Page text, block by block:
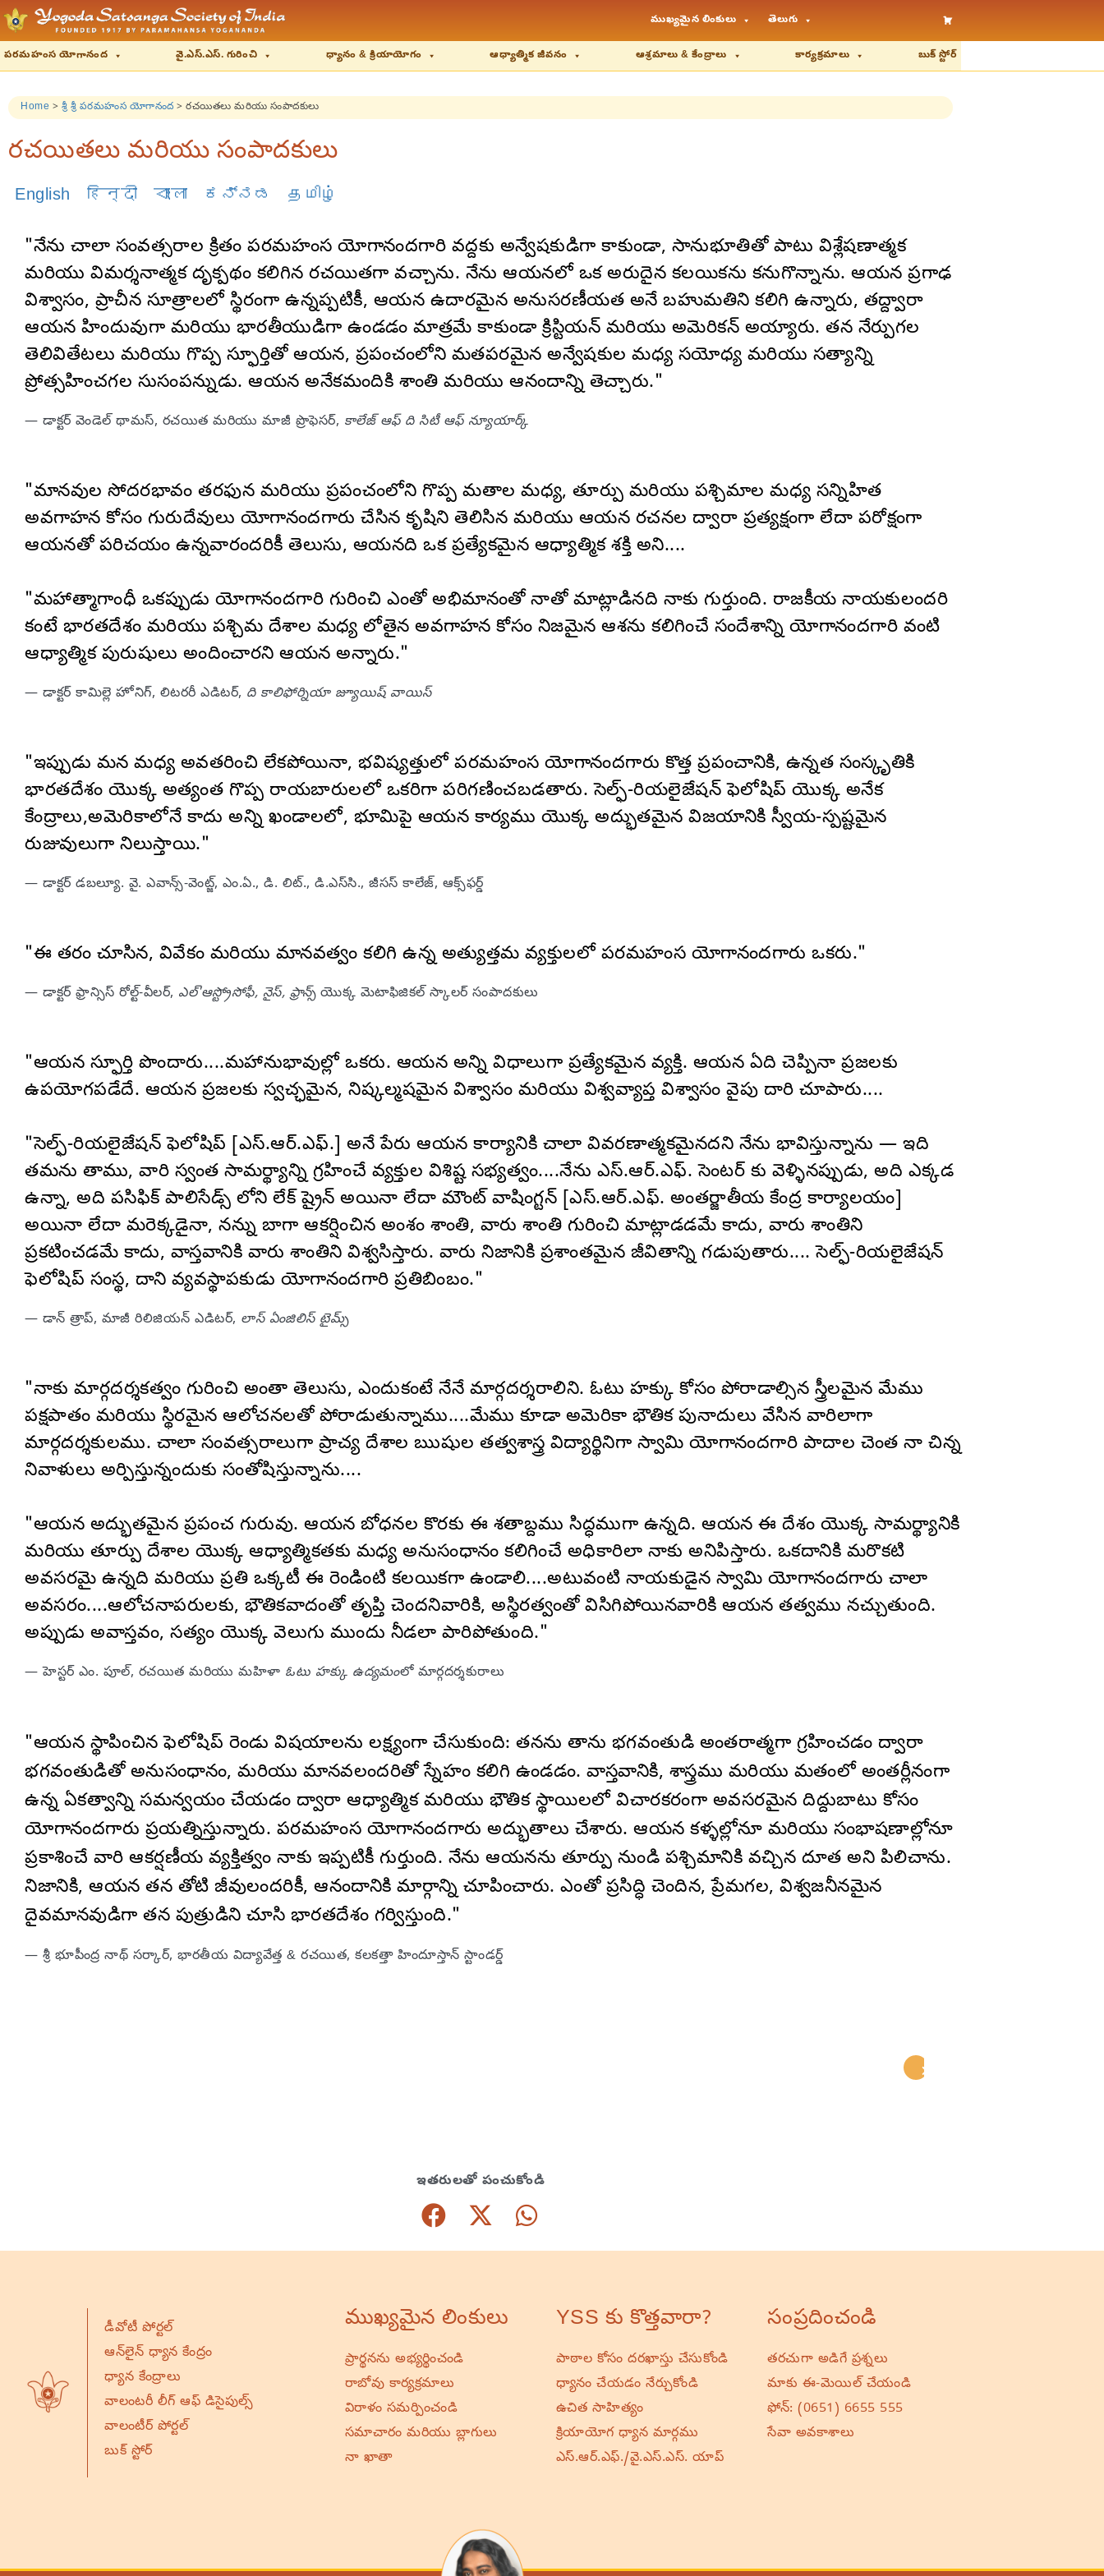
ముఖ్యమైన లింకులు తెలుగు
పరమహంస యోగానంద వై.ఎస్.ఎస్. గురించి ధ్యానం & క్రియాయోగం ఆధ్యాత్మిక జీవనం ఆశ్రమాలు & కేంద్రాలు కార్యక్రమాలు బుక్ స్టోర్
Home > శ్రీ శ్రీ పరమహంస యోగానంద > రచయితలు మరియు సంపాదకులు
రచయితలు మరియు సంపాదకులు
English हिन्दी বাংলা ಕನ್ನಡ தமிழ்
"నేను చాలా సంవత్సరాల క్రితం పరమహంస యోగానందగారి వద్దకు అన్వేషకుడిగా కాకుండా, సానుభూతితో పాటు విశ్లేషణాత్మక
మరియు విమర్శనాత్మక దృక్పథం కలిగిన రచయితగా వచ్చాను. నేను ఆయనలో ఒక అరుదైన కలయికను కనుగొన్నాను. ఆయన ప్రగాఢ
విశ్వాసం, ప్రాచీన సూత్రాలలో స్థిరంగా ఉన్నప్పటికీ, ఆయన ఉదారమైన అనుసరణీయత అనే బహుమతిని కలిగి ఉన్నారు, తద్ద్వారా
ఆయన హిందువుగా మరియు భారతీయుడిగా ఉండడం మాత్రమే కాకుండా క్రిస్టియన్ మరియు అమెరికన్ అయ్యారు. తన నేర్పుగల
తెలివితేటలు మరియు గొప్ప స్ఫూర్తితో ఆయన, ప్రపంచంలోని మతపరమైన అన్వేషకుల మధ్య సయోధ్య మరియు సత్యాన్ని
ప్రోత్సహించగల సుసంపన్నుడు. ఆయన అనేకమందికి శాంతి మరియు ఆనందాన్ని తెచ్చారు."
— డాక్టర్ వెండెల్ థామస్, రచయిత మరియు మాజీ ప్రొఫెసర్, కాలేజ్ ఆఫ్ ది సిటీ ఆఫ్ న్యూయార్క్
"మానవుల సోదరభావం తరఫున మరియు ప్రపంచంలోని గొప్ప మతాల మధ్య, తూర్పు మరియు పశ్చిమాల మధ్య సన్నిహిత
అవగాహన కోసం గురుదేవులు యోగానందగారు చేసిన కృషిని తెలిసిన మరియు ఆయన రచనల ద్వారా ప్రత్యక్షంగా లేదా పరోక్షంగా
ఆయనతో పరిచయం ఉన్నవారందరికీ తెలుసు, ఆయనది ఒక ప్రత్యేకమైన ఆధ్యాత్మిక శక్తి అని....
"మహాత్మాగాంధీ ఒకప్పుడు యోగానందగారి గురించి ఎంతో అభిమానంతో నాతో మాట్లాడినది నాకు గుర్తుంది. రాజకీయ నాయకులందరి
కంటే భారతదేశం మరియు పశ్చిమ దేశాల మధ్య లోతైన అవగాహన కోసం నిజమైన ఆశను కలిగించే సందేశాన్ని యోగానందగారి వంటి
ఆధ్యాత్మిక పురుషులు అందించారని ఆయన అన్నారు."
— డాక్టర్ కామిల్లె హోనిగ్, లిటరరీ ఎడిటర్, ది కాలిఫోర్నియా జ్యూయిష్ వాయిస్
"ఇప్పుడు మన మధ్య అవతరించి లేకపోయినా, భవిష్యత్తులో పరమహంస యోగానందగారు కొత్త ప్రపంచానికి, ఉన్నత సంస్కృతికి
భారతదేశం యొక్క అత్యంత గొప్ప రాయబారులలో ఒకరిగా పరిగణించబడతారు. సెల్ఫ్-రియలైజేషన్ ఫెలోషిప్ యొక్క అనేక
కేంద్రాలు,అమెరికాలోనే కాదు అన్ని ఖండాలలో, భూమిపై ఆయన కార్యము యొక్క అద్భుతమైన విజయానికి స్వీయ-స్పష్టమైన
రుజువులుగా నిలుస్తాయి."
— డాక్టర్ డబల్యూ. వై. ఎవాన్స్-వెంట్జ్, ఎం.ఏ., డి. లిట్., డి.ఎస్‌సి., జీసస్ కాలేజ్, ఆక్స్‌ఫర్డ్
"ఈ తరం చూసిన, వివేకం మరియు మానవత్వం కలిగి ఉన్న అత్యుత్తమ వ్యక్తులలో పరమహంస యోగానందగారు ఒకరు."
— డాక్టర్ ఫ్రాన్సిస్ రోల్ట్-వీలర్, ఎల్'ఆస్ట్రోసోఫీ, నైస్, ఫ్రాన్స్యొక్క మెటాఫిజికల్ స్కాలర్ సంపాదకులు
"ఆయన స్ఫూర్తి పొందారు....మహానుభావుల్లో ఒకరు. ఆయన అన్ని విధాలుగా ప్రత్యేకమైన వ్యక్తి. ఆయన ఏది చెప్పినా ప్రజలకు
ఉపయోగపడేదే. ఆయన ప్రజలకు స్వచ్ఛమైన, నిష్కల్మషమైన విశ్వాసం మరియు విశ్వవ్యాప్త విశ్వాసం వైపు దారి చూపారు....
"సెల్ఫ్-రియలైజేషన్ ఫెలోషిప్ [ఎస్‌.ఆర్‌.ఎఫ్.] అనే పేరు ఆయన కార్యానికి చాలా వివరణాత్మకమైనదని నేను భావిస్తున్నాను — ఇది
తమను తాము, వారి స్వంత సామర్థ్యాన్ని గ్రహించే వ్యక్తుల విశిష్ట సభ్యత్వం....నేను ఎస్‌.ఆర్‌.ఎఫ్. సెంటర్ కు వెళ్ళినప్పుడు, అది ఎక్కడ
ఉన్నా, అది పసిఫిక్ పాలిసేడ్స్ లోని లేక్ ష్రైన్ అయినా లేదా మౌంట్ వాషింగ్టన్ [ఎస్‌.ఆర్‌.ఎఫ్. అంతర్జాతీయ కేంద్ర కార్యాలయం]
అయినా లేదా మరెక్కడైనా, నన్ను బాగా ఆకర్షించిన అంశం శాంతి, వారు శాంతి గురించి మాట్లాడడమే కాదు, వారు శాంతిని
ప్రకటించడమే కాదు, వాస్తవానికి వారు శాంతిని విశ్వసిస్తారు. వారు నిజానికి ప్రశాంతమైన జీవితాన్ని గడుపుతారు.... సెల్ఫ్-రియలైజేషన్
ఫెలోషిప్ సంస్థ, దాని వ్యవస్థాపకుడు యోగానందగారి ప్రతిబింబం."
— డాన్ త్రాప్, మాజీ రిలిజియన్ ఎడిటర్, లాస్ ఏంజిలిస్ టైమ్స్
"నాకు మార్గదర్శకత్వం గురించి అంతా తెలుసు, ఎందుకంటే నేనే మార్గదర్శరాలిని. ఓటు హక్కు కోసం పోరాడాల్సిన స్త్రీలమైన మేము
పక్షపాతం మరియు స్థిరమైన ఆలోచనలతో పోరాడుతున్నాము....మేము కూడా అమెరికా భౌతిక పునాదులు వేసిన వారిలాగా
మార్గదర్శకులము. చాలా సంవత్సరాలుగా ప్రాచ్య దేశాల ఋషుల తత్వశాస్త్ర విద్యార్థినిగా స్వామి యోగానందగారి పాదాల చెంత నా చిన్న
నివాళులు అర్పిస్తున్నందుకు సంతోషిస్తున్నాను....
"ఆయన అద్భుతమైన ప్రపంచ గురువు. ఆయన బోధనల కొరకు ఈ శతాబ్దము సిద్ధముగా ఉన్నది. ఆయన ఈ దేశం యొక్క సామర్థ్యానికి
మరియు తూర్పు దేశాల యొక్క ఆధ్యాత్మికతకు మధ్య అనుసంధానం కలిగించే అధికారిలా నాకు అనిపిస్తారు. ఒకదానికి మరొకటి
అవసరమై ఉన్నది మరియు ప్రతి ఒక్కటీ ఈ రెండింటి కలయికగా ఉండాలి....అటువంటి నాయకుడైన స్వామి యోగానందగారు చాలా
అవసరం....ఆలోచనాపరులకు, భౌతికవాదంతో తృప్తి చెందనివారికి, అస్థిరత్వంతో విసిగిపోయినవారికి ఆయన తత్వము నచ్చుతుంది.
అప్పుడు అవాస్తవం, సత్యం యొక్క వెలుగు ముందు నీడలా పారిపోతుంది."
— హెస్టర్ ఎం. పూల్, రచయిత మరియు మహిళా ఓటు హక్కు ఉద్యమంలో మార్గదర్శకురాలు
"ఆయన స్థాపించిన ఫెలోషిప్ రెండు విషయాలను లక్ష్యంగా చేసుకుంది: తనను తాను భగవంతుడి అంతరాత్మగా గ్రహించడం ద్వారా
భగవంతుడితో అనుసంధానం, మరియు మానవలందరితో స్నేహం కలిగి ఉండడం. వాస్తవానికి, శాస్త్రము మరియు మతంలో అంతర్లీనంగా
ఉన్న ఏకత్వాన్ని సమన్వయం చేయడం ద్వారా ఆధ్యాత్మిక మరియు భౌతిక స్థాయిలలో విచారకరంగా అవసరమైన దిద్దుబాటు కోసం
యోగానందగారు ప్రయత్నిస్తున్నారు. పరమహంస యోగానందగారు అద్భుతాలు చేశారు. ఆయన కళ్ళల్లోనూ మరియు సంభాషణాల్లోనూ
ప్రకాశించే వారి ఆకర్షణీయ వ్యక్తిత్వం నాకు ఇప్పటికీ గుర్తుంది. నేను ఆయనను తూర్పు నుండి పశ్చిమానికి వచ్చిన దూత అని పిలిచాను.
నిజానికి, ఆయన తన తోటి జీవులందరికీ, ఆనందానికి మార్గాన్ని చూపించారు. ఎంతో ప్రసిద్ధి చెందిన, ప్రేమగల, విశ్వజనీనమైన
దైవమానవుడిగా తన పుత్రుడిని చూసి భారతదేశం గర్విస్తుంది."
— శ్రీ భూపీంద్ర నాథ్ సర్కార్, భారతీయ విద్యావేత్త & రచయిత, కలకత్తా హిందూస్తాన్ స్టాండర్డ్
ఇతరులతో పంచుకోండి
డీవోటీ పోర్టల్
ఆన్‌లైన్ ధ్యాన కేంద్రం
ధ్యాన కేంద్రాలు
వాలంటరీ లీగ్ ఆఫ్ డిసైపుల్స్
వాలంటీర్ పోర్టల్
బుక్ స్టోర్
ముఖ్యమైన లింకులు
ప్రార్థనను అభ్యర్థించండి
రాబోవు కార్యక్రమాలు
విరాళం సమర్పించండి
సమాచారం మరియు బ్లాగులు
నా ఖాతా
YSS కు కొత్తవారా?
పాఠాల కోసం దరఖాస్తు చేసుకోండి
ధ్యానం చేయడం నేర్చుకోండి
ఉచిత సాహిత్యం
క్రియాయోగ ధ్యాన మార్గము
ఎస్.ఆర్.ఎఫ్./వై.ఎస్.ఎస్. యాప్
సంప్రదించండి
తరచుగా అడిగే ప్రశ్నలు
మాకు ఈ-మెయిల్ చేయండి
ఫోన్:(0651) 6655 555
సేవా అవకాశాలు